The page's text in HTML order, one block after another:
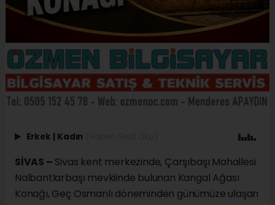
Erkek Kadın
SİVAS – Sivas kent merkezinde, Çarşıbaşı Mahallesi
Nalbantlarbaşı mevkiinde bulunan Kangal Ağası
Konağı, Geç Osmanlı döneminden günümüze ulaşan